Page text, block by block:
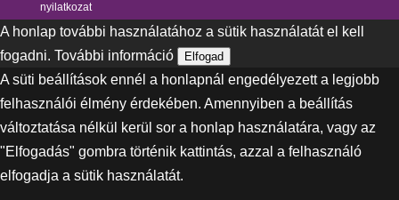
nyilatkozat
A honlap további használatához a sütik használatát el kell
fogadni. További információ Elfogad
A süti beállítások ennél a honlapnál engedélyezett a legjobb
felhasználói élmény érdekében. Amennyiben a beállítás
változtatása nélkül kerül sor a honlap használatára, vagy az
"Elfogadás" gombra történik kattintás, azzal a felhasználó
elfogadja a sütik használatát.